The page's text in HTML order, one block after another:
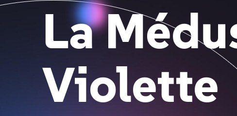
La
Violette